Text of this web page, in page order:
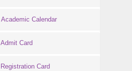
Academic Calendar
Admit Card
Registration Card